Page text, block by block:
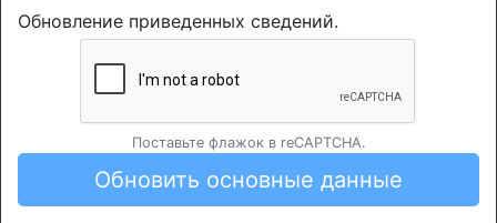
Обновление приведенных сведений.
Поставьте флажок в reCAPTCHA.
Обновить основные данные